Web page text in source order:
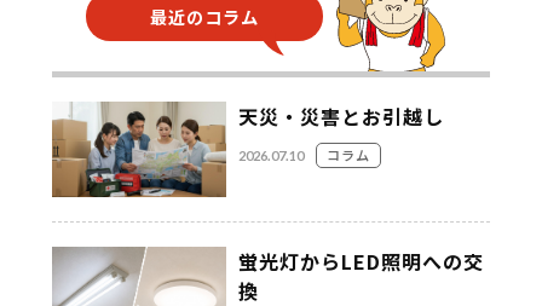
最近のコラム
天災・災害とお引越し
2026.07.10 コラム
蛍光灯からLED照明への交
換